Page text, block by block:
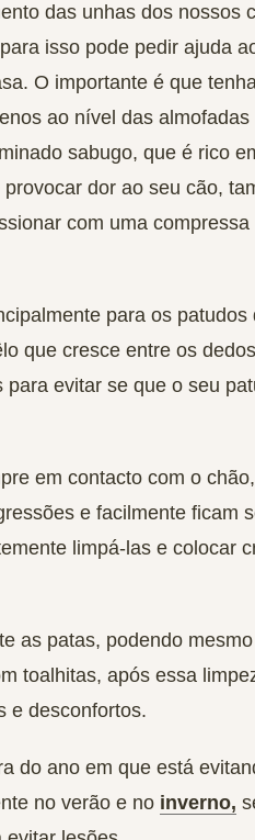
das unhas dos nossos
para isso pode pedir ajuda
O importante é que
ao nível das
sabugo, que é rico
dor ao seu cão,
com uma compressa
para os patudos
que cresce entre os
evitar se que o seu
em contacto com o
e facilmente ficam
limpá-las e colocar
as patas, podendo
toalhitas, após essa
e desconfortos.
do ano em que está
no verão e no inverno,